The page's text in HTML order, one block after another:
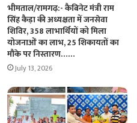
भीमताल/रामगढ़:- कैबिनेट मंत्री राम
सिंह कैड़ा की अध्यक्षता में जनसेवा
शिविर, 358 लाभार्थियों को मिला
योजनाओं का लाभ, 25 शिकायतों का
मौके पर निस्तारण……
July 13, 2026